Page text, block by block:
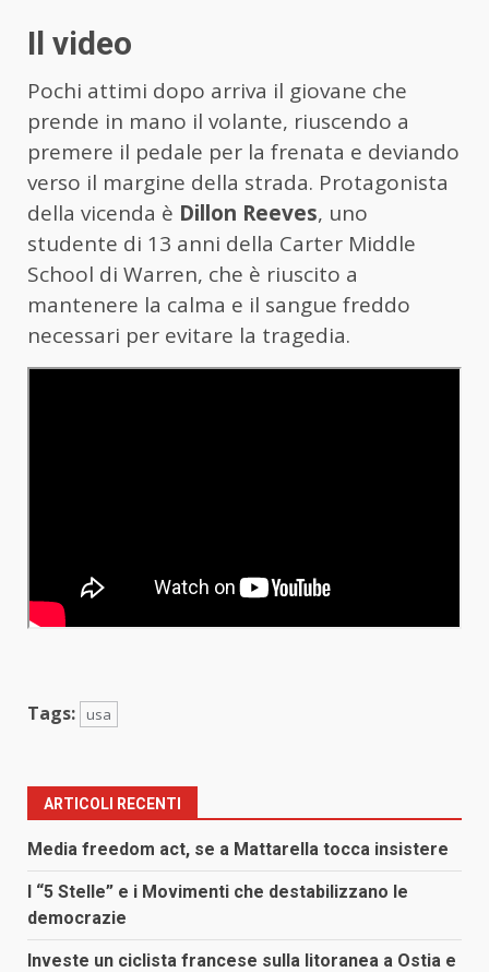
Il video
Pochi attimi dopo arriva il giovane che
prende in mano il volante, riuscendo a
premere il pedale per la frenata e deviando
verso il margine della strada. Protagonista
della vicenda è Dillon Reeves, uno
studente di 13 anni della Carter Middle
School di Warren, che è riuscito a
mantenere la calma e il sangue freddo
necessari per evitare la tragedia.
Tags: usa
ARTICOLI RECENTI
Media freedom act, se a Mattarella tocca insistere
I “5 Stelle” e i Movimenti che destabilizzano le
democrazie
Investe un ciclista francese sulla litoranea a Ostia e